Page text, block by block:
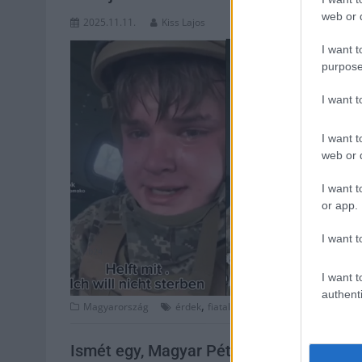
web or
I want
I want
I want
web or
I want
or app.
I want
I want
2025.11.11. Kiss Lajos
Magyarország érdek, fiatal
Ismét egy, Magyar Pétert lejárató, AI